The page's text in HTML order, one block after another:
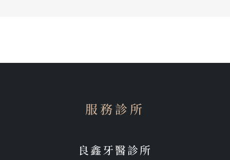
服務診所
良鑫牙醫診所